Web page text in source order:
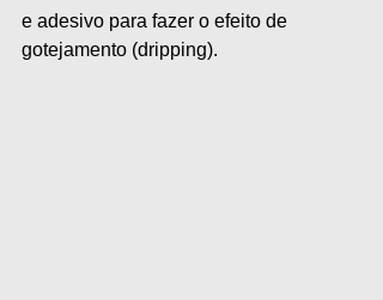
e adesivo para fazer o efeito de
gotejamento (dripping).